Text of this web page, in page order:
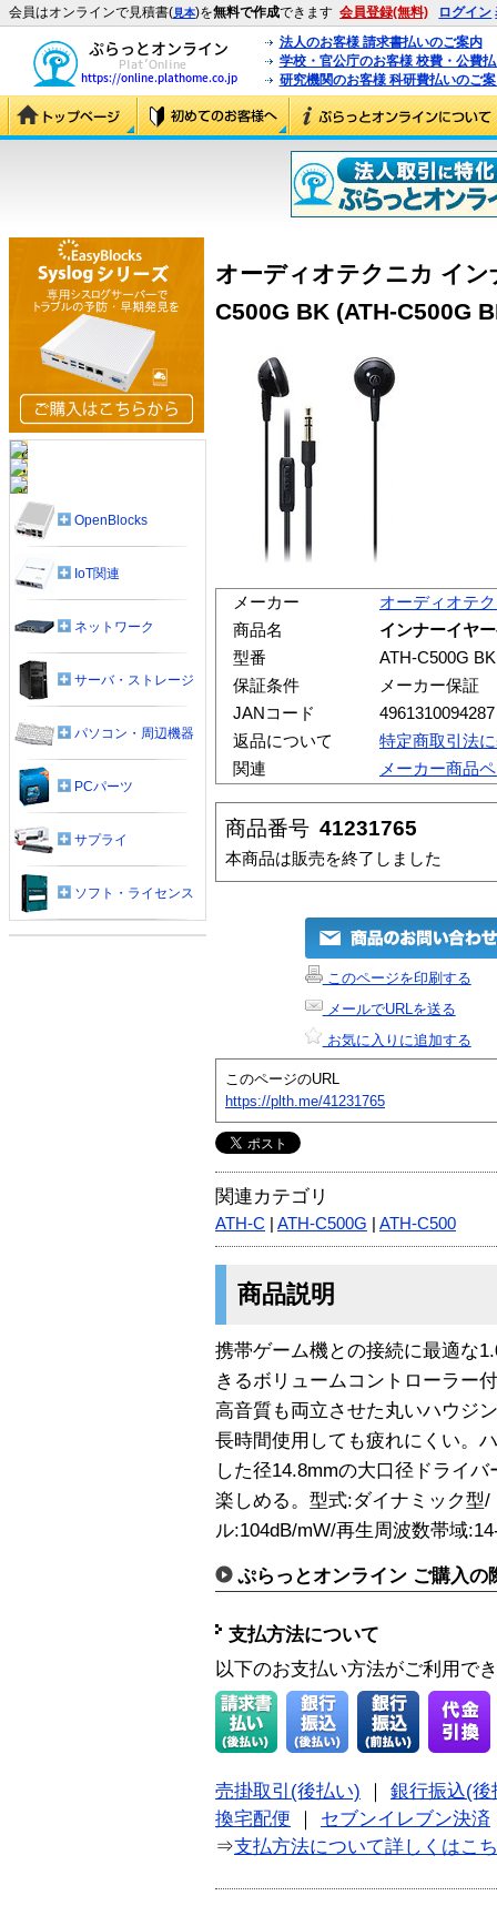
会員はオンラインで見積書(見本)を無料で作成できます 会員登録(無料) ログイン
法人のお客様 請求書払いのご案内
学校・官公庁のお客様 校費・公費
研究機関のお客様 科研費払いのご
オーディオテクニカ イ
C500G BK (ATH-C500G
メーカー
オーディオテ
商品名
インナーイヤ
型番
ATH-C500G BK
保証条件
メーカー保証
JANコード
4961310094287
返品について
特定商取引法
関連
メーカー商品
商品番号 41231765
本商品は販売を終了しました
このページを印刷する
メールでURLを送る
お気に入りに追加する
このページのURL
https://plth.me/41231765
関連カテゴリ
ATH-C ATH-C500G ATH-C500
商品説明
携帯ゲーム機との接続に最適な
きるボリュームコントローラー
高音質も両立させた丸いハウジ
長時間使用しても疲れにくい。
した径14.8mmの大口径ドライ
楽しめる。型式:ダイナミック型
ル:104dB/mW/再生周波数帯域
ぷらっとオンライン ご購入の
支払方法について
以下のお支払い方法がご利用で
売掛取引(後払い)
銀行振込(後
換宅配便
セブンイレブン決済
⇒支払方法について詳しくはこ
OpenBlocks
IoT関連
ネットワーク
サーバ・ストレージ
パソコン・周辺機器
PCパーツ
サプライ
ソフト・ライセンス